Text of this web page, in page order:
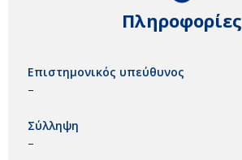
Πληροφορίες
Επιστημονικός υπεύθυνος
–
Σύλληψη
–